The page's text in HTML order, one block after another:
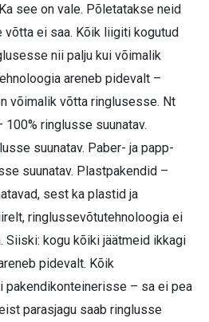
Ka see on vale. Põletatakse neid
võtta ei saa. Kõik liigiti kogutud
nii palju kui võimalik
areneb pidevalt –
võimalik võtta ringlusesse. Nt
ringlusse suunatav.
suunatav. Paber- ja papp-
suunatav. Plastpakendid –
sest ka plastid ja
ringlussevõtutehnoloogia ei
Siiski: kogu kõiki jäätmeid ikkagi
pidevalt. Kõik
pakendikonteinerisse – sa ei pea
parasjagu saab ringlusse